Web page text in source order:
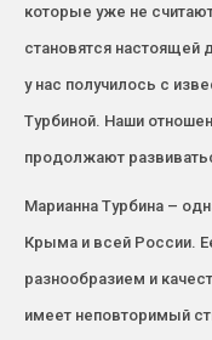
которые уже не
становятся настоящей
у нас получилось с
Турбиной. Наши
продолжают
Марианна Турбина –
Крыма и всей России.
разнообразием и
имеет неповторимый